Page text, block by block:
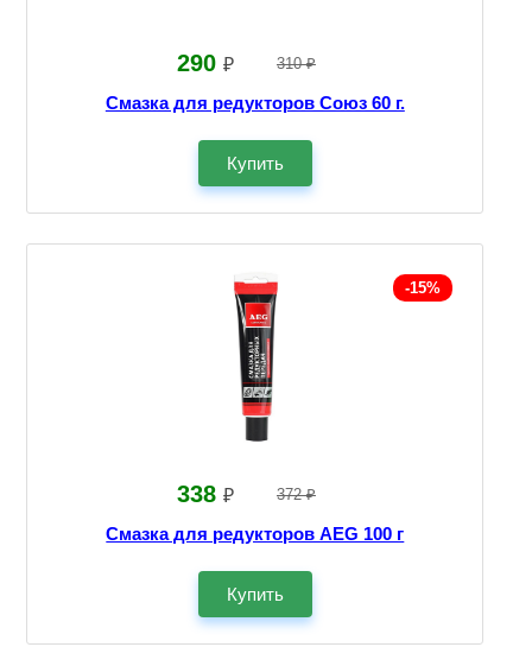
290 ₽ 310 ₽
Смазка для редукторов Союз 60 г.
Купить
-15%
338 ₽ 372 ₽
Смазка для редукторов AEG 100 г
Купить